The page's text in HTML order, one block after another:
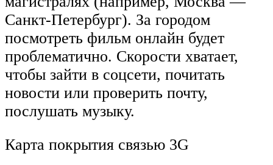
Санкт-Петербург). За городом
посмотреть фильм онлайн будет
проблематично. Скорости хватает,
чтобы зайти в соцсети, почитать
новости или проверить почту,
послушать музыку.
Карта покрытия связью 3G